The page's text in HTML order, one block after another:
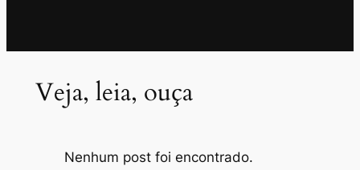
Veja, leia, ouça
Nenhum post foi encontrado.